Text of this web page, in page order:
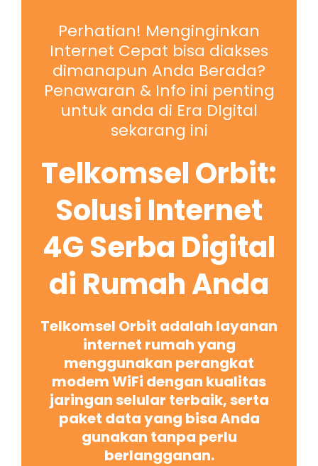
Perhatian! Menginginkan
Internet Cepat bisa diakses
dimanapun Anda Berada?
Penawaran & Info ini penting
untuk anda di Era DIgital
sekarang ini
Telkomsel Orbit:
Solusi Internet
4G Serba Digital
di Rumah Anda
Telkomsel Orbit adalah layanan
internet rumah yang
menggunakan perangkat
modem WiFi dengan kualitas
jaringan selular terbaik, serta
paket data yang bisa Anda
gunakan tanpa perlu
berlangganan.